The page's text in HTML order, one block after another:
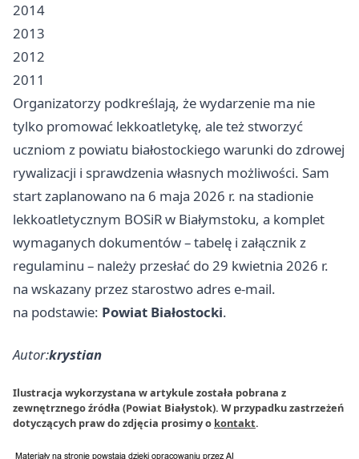
2014
2013
2012
2011
Organizatorzy podkreślają, że wydarzenie ma nie
tylko promować lekkoatletykę, ale też stworzyć
uczniom z powiatu białostockiego warunki do zdrowej
rywalizacji i sprawdzenia własnych możliwości. Sam
start zaplanowano na 6 maja 2026 r. na stadionie
lekkoatletycznym BOSiR w Białymstoku, a komplet
wymaganych dokumentów – tabelę i załącznik z
regulaminu – należy przesłać do 29 kwietnia 2026 r.
na wskazany przez starostwo adres e-mail.
na podstawie: Powiat Białostocki.
Autor:krystian
Ilustracja wykorzystana w artykule została pobrana z
zewnętrznego źródła (Powiat Białystok). W przypadku zastrzeżeń
dotyczących praw do zdjęcia prosimy o kontakt.